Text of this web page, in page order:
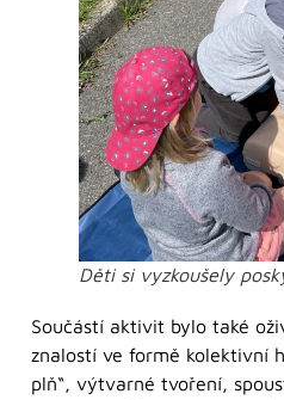
Děti si vyzkoušely
Součástí aktivit bylo také
znalostí ve formě kolektivní
plň“, výtvarné tvoření,